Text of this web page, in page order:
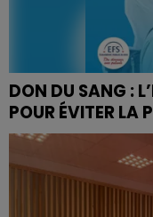
DON DU SANG :
POUR ÉVITER LA
À l’occasion de la
sang, célébrée le
sang (EFS) lance